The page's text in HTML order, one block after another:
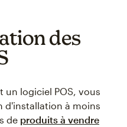
des
un logiciel POS, vous
d'installation à moins
de produits à vendre